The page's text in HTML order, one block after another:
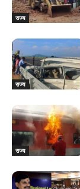
राज्य
राज्य
राज्य